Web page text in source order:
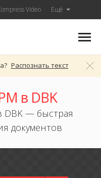
Video Ещё
Распознать текст
в DBK
DBK — быстрая
документов